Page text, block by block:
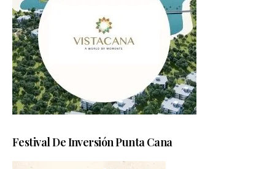
Festival De Inversión Punta Cana